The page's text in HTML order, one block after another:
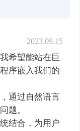
2023.09.15
希望能站在巨
序嵌入我们的
通过自然语言
题。
结合，为用户